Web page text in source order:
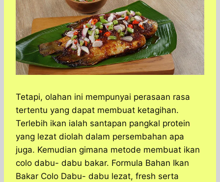
Tetapi, olahan ini mempunyai perasaan rasa
tertentu yang dapat membuat ketagihan.
Terlebih ikan ialah santapan pangkal protein
yang lezat diolah dalam persembahan apa
juga. Kemudian gimana metode membuat ikan
colo dabu- dabu bakar. Formula Bahan Ikan
Bakar Colo Dabu- dabu lezat, fresh serta